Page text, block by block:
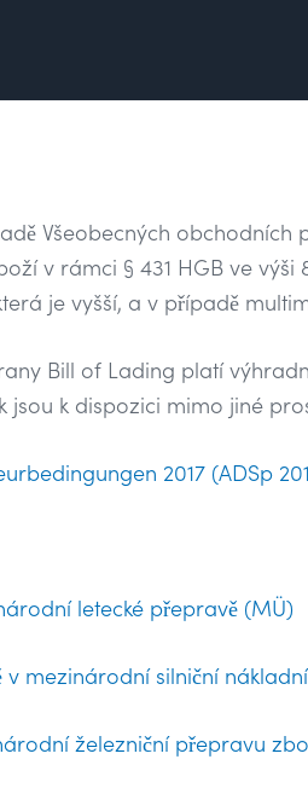
Všeobecných obchodních
v rámci § 431 HGB ve
je vyšší, a v případě
Bill of Lading platí
jsou k dispozici mimo jiné
2017 (ADSp
letecké přepravě (MÜ)
mezinárodní silniční
železniční přepravu